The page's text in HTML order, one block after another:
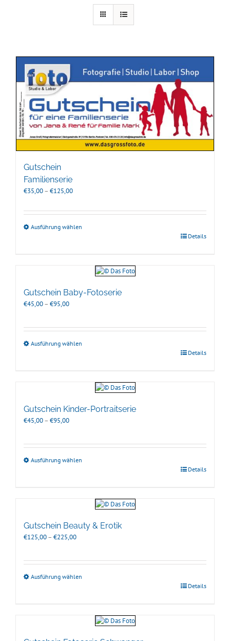
Gutschein
Familienserie
€35,00– €125,00Preisspanne:
bis
Ausführung wählen
Details
Gutschein Baby-Fotoserie
€45,00– €95,00Preisspanne:
€95,00
Ausführung wählen
Details
Gutschein Kinder-Portraitserie
€45,00– €95,00Preisspanne:
€95,00
Ausführung wählen
Details
Gutschein Beauty & Erotik
€125,00– €225,00Preisspanne:
€225,00
Ausführung wählen
Details